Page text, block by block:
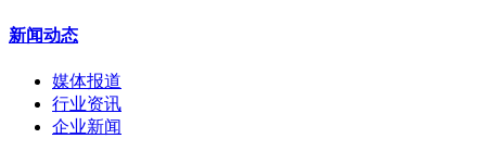
新闻动态
媒体报道
行业资讯
企业新闻